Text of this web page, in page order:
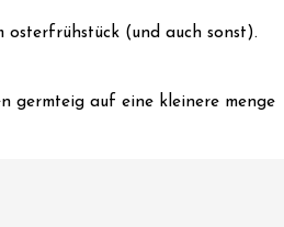
osterfrühstück (und auch sonst).
germteig auf eine kleinere menge